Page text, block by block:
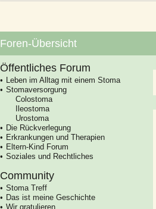
Foren-Übersicht
Öffentliches Forum
Leben im Alltag mit einem Stoma
Stomaversorgung
Colostoma
Ileostoma
Urostoma
Die Rückverlegung
Erkrankungen und Therapien
Eltern-Kind Forum
Soziales und Rechtliches
Community
Stoma Treff
Das ist meine Geschichte
Wir gratulieren